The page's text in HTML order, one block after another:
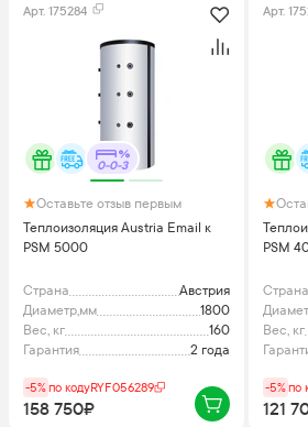
Арт. 175284
0-0-3
Оставьте отзыв первым
Теплоизоляция Austria Email к
PSM 5000
Страна
Австрия
Диаметр,мм
1800
Вес, кг
160
Гарантия
2 года
-5%по кодуRYF056289
158 750₽
Арт.
PSM
Страна
Вес, кг
-5%по
121